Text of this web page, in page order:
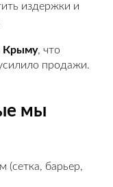
издержки и
Крыму, что
продажи.
мы
(сетка, барьер,